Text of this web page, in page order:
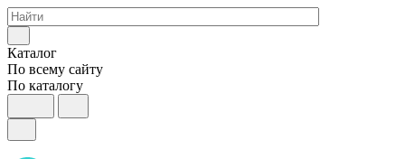
Каталог
По всему сайту
По каталогу